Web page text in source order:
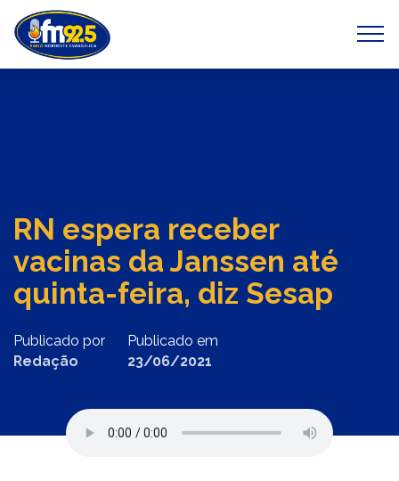
Previous Next
RN espera receber
vacinas da Janssen até
quinta-feira, diz Sesap
Publicado por
Redação
Publicado em
23/06/2021